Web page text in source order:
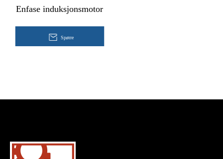
Enfase induksjonsmotor
Spørre